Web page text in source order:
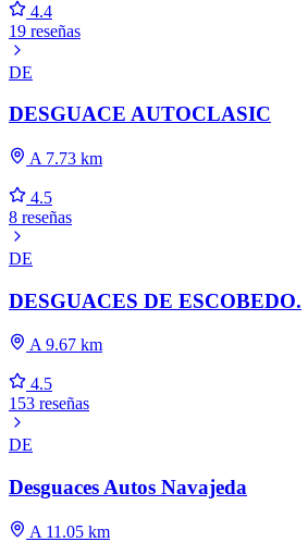
4.4
19 reseñas
DE
DESGUACE AUTOCLASIC
A 7.73 km
4.5
8 reseñas
DE
DESGUACES DE ESCOBEDO.
A 9.67 km
4.5
153 reseñas
DE
Desguaces Autos Navajeda
A 11.05 km